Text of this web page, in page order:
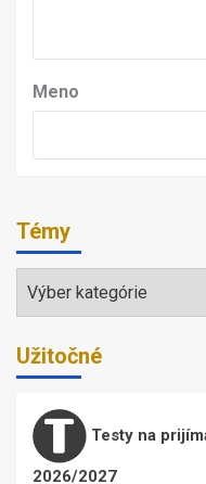
Meno
Témy
Témy
Užitočné
Testy na
2026/2027